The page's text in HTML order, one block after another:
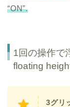
“ON”.
1回の操作で
floating
3グリ